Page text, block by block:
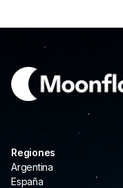
Regiones
Argentina
España